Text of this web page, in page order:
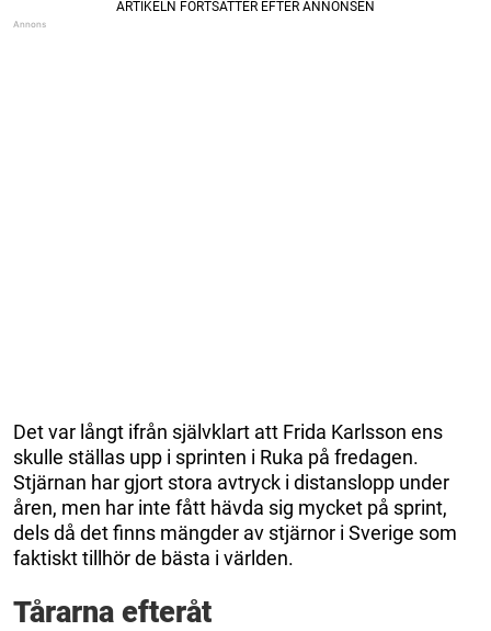
Det var långt ifrån självklart att Frida Karlsson ens
skulle ställas upp i sprinten i Ruka på fredagen.
Stjärnan har gjort stora avtryck i distanslopp under
åren, men har inte fått hävda sig mycket på sprint,
dels då det finns mängder av stjärnor i Sverige som
faktiskt tillhör de bästa i världen.
Tårarna efteråt